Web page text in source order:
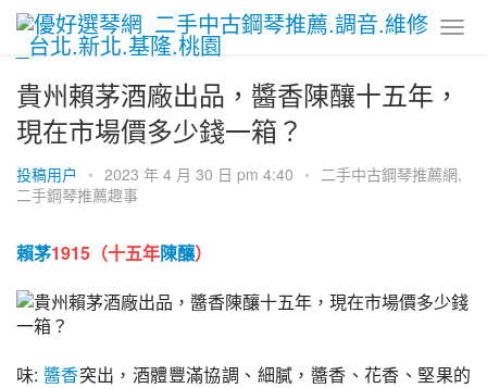
貴州賴茅酒廠出品，醬香陳釀十五年，
現在市場價多少錢一箱？
投稿用户 • 2023 年 4 月 30 日 pm 4:40 • 二手中古鋼琴推薦網,
二手鋼琴推薦趣事
賴茅1915（十五年陳釀）
味: 醬香突出，酒體豐滿協調、細膩，醬香、花香、堅果的